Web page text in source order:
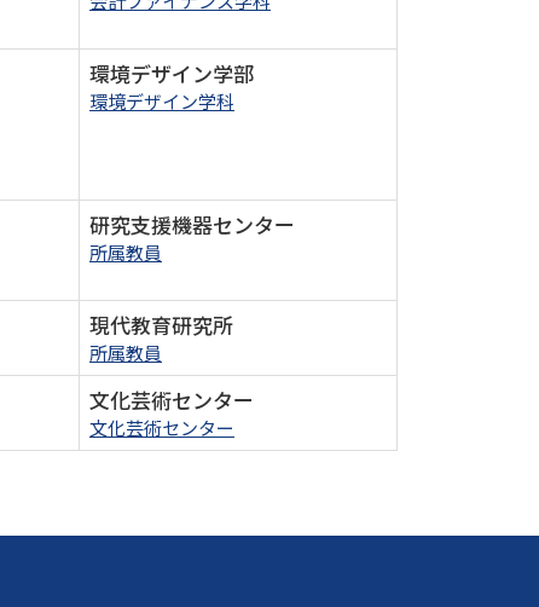
環境デザイン学部
環境デザイン学科
研究支援機器センター
所属教員
現代教育研究所
所属教員
文化芸術センター
文化芸術センター